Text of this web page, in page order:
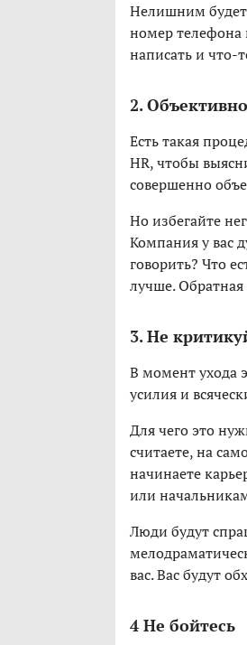
Нелишним будет
номер телефона
написать и что-
2.
Есть такая
HR, чтобы
совершенно
Но избегайте
Компания у вас
говорить? Что
лучше.
3. Не
В момент ухода
усилия и
Для чего это
считаете, на
начинаете
или
Люди будут
вас. Вас будут
4 Не бойтесь